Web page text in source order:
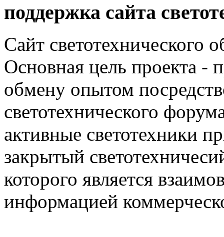
поддержка сайта
Сайт светотехнического
Основная цель проекта -
обмену опытом
светотехнического
активные светотехники
закрытый
которого является
информацией